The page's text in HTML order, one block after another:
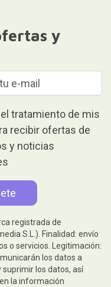
y
tratamiento de mis
recibir ofertas de
y noticias
registrada de
S.L.). Finalidad: envío
o servicios. Legitimación:
los datos a
los datos, así
la información